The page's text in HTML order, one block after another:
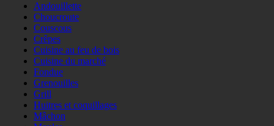
Andouillette
Choucroute
Couscous
Crêpes
Cuisine au feu de bois
Cuisine du marché
Fondue
Grenouilles
Grill
Huitres et coquillages
Mâchon